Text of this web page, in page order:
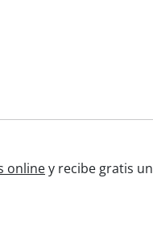
onliney recibe gratis un